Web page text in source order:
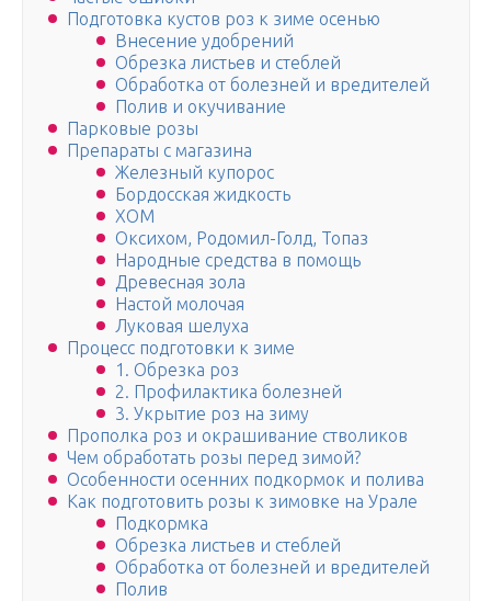
Подготовка кустов роз к зиме осенью
Внесение удобрений
Обрезка листьев и стеблей
Обработка от болезней и вредителей
Полив и окучивание
Парковые розы
Препараты с магазина
Железный купорос
Бордосская жидкость
ХОМ
Оксихом, Родомил-Голд, Топаз
Народные средства в помощь
Древесная зола
Настой молочая
Луковая шелуха
Процесс подготовки к зиме
1. Обрезка роз
2. Профилактика болезней
3. Укрытие роз на зиму
Прополка роз и окрашивание стволиков
Чем обработать розы перед зимой?
Особенности осенних подкормок и полива
Как подготовить розы к зимовке на Урале
Подкормка
Обрезка листьев и стеблей
Обработка от болезней и вредителей
Полив